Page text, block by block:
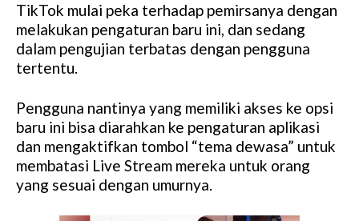
TikTok mulai peka terhadap pemirsanya dengan
melakukan pengaturan baru ini, dan sedang
dalam pengujian terbatas dengan pengguna
tertentu.
Pengguna nantinya yang memiliki akses ke opsi
baru ini bisa diarahkan ke pengaturan aplikasi
dan mengaktifkan tombol “tema dewasa” untuk
membatasi Live Stream mereka untuk orang
yang sesuai dengan umurnya.